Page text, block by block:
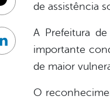
de assistência
A Prefeitura
importante
de maior
O
Twitter
Linkedin